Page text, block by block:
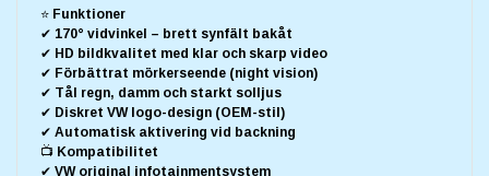
⭐ Funktioner
✔ 170° vidvinkel – brett synfält bakåt
✔ HD bildkvalitet med klar och skarp video
✔ Förbättrat mörkerseende (night vision)
✔ Tål regn, damm och starkt solljus
✔ Diskret VW logo-design (OEM-stil)
✔ Automatisk aktivering vid backning
📺 Kompatibilitet
✔ VW original infotainmentsystem